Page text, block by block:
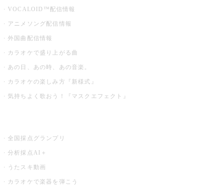
VOCALOID™配信情報
アニメソング配信情報
外国曲配信情報
カラオケで盛り上がる曲
あの日、あの時、あの音楽。
カラオケの楽しみ方『新様式』
気持ちよく歌おう！『マスクエフェクト』
全国採点グランプリ
分析採点AI＋
うたスキ動画
カラオケで楽器を弾こう